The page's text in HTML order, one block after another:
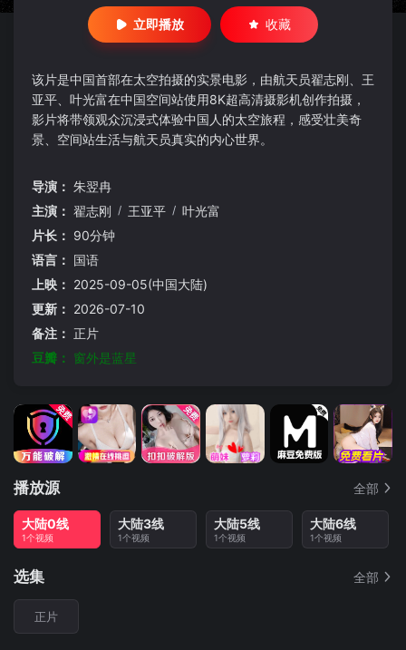
立即播放 收藏
该片是中国首部在太空拍摄的实景电影，由航天员翟志刚、王
亚平、叶光富在中国空间站使用8K超高清摄影机创作拍摄，
影片将带领观众沉浸式体验中国人的太空旅程，感受壮美奇
景、空间站生活与航天员真实的内心世界。
导演： 朱翌冉
主演： 翟志刚 / 王亚平 / 叶光富
片长： 90分钟
语言： 国语
上映： 2025-09-05(中国大陆)
更新： 2026-07-10
备注： 正片
豆瓣： 窗外是蓝星
播放源 全部
大陆0线
1个视频
大陆3线
1个视频
大陆5线
1个视频
大陆6线
1个视频
选集 全部
正片